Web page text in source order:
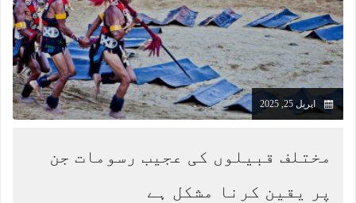
اپریل 25, 2025
مختلف قبیلوں کی عجیب رسومات جن
پر یقین کرنا مشکل ہے